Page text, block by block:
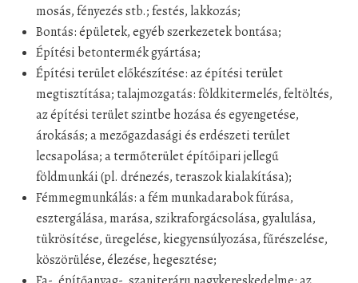
mosás, fényezés stb.; festés, lakkozás;
Bontás: épületek, egyéb szerkezetek bontása;
Építési betontermék gyártása;
Építési terület előkészítése: az építési terület
megtisztítása; talajmozgatás: földkitermelés, feltöltés,
az építési terület szintbe hozása és egyengetése,
árokásás; a mezőgazdasági és erdészeti terület
lecsapolása; a termőterület építőipari jellegű
földmunkái (pl. drénezés, teraszok kialakítása);
Fémmegmunkálás: a fém munkadarabok fúrása,
esztergálása, marása, szikraforgácsolása, gyalulása,
tükrösítése, üregelése, kiegyensúlyozása, fűrészelése,
köszörülése, élezése, hegesztése;